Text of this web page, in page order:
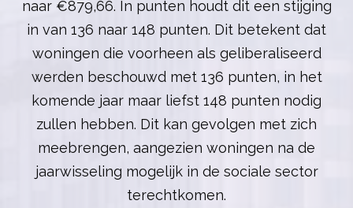
naar €879,66. In punten houdt dit een stijging
in van 136 naar 148 punten. Dit betekent dat
woningen die voorheen als geliberaliseerd
werden beschouwd met 136 punten, in het
komende jaar maar liefst 148 punten nodig
zullen hebben. Dit kan gevolgen met zich
meebrengen, aangezien woningen na de
jaarwisseling mogelijk in de sociale sector
terechtkomen.